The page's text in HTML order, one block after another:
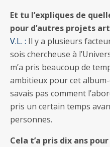
Et tu l’expliques de
pour d’autres projets
V.L. : Il y a plusieurs
sois chercheuse à
m’a pris beaucoup de
ambitieux pour cet
savais pas comment
pris un certain temps
personnes.
Cela t’a pris dix ans